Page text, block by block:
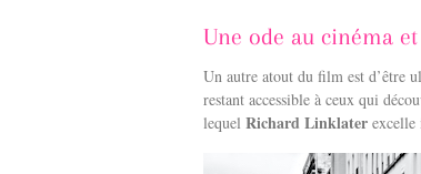
Une ode au cinéma
Un autre atout du film est d’être
restant accessible à ceux qui
lequel Richard Linklater excelle